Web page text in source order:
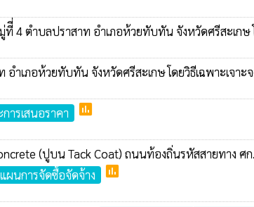
4 ตำบลปราสาท อำเภอห้วยทับทัน จังหวัดศรีสะเกษ โ
ำเภอห้วยทับทัน จังหวัดศรีสะเกษ โดยวิธีเฉพาะเจาะจ
ารเสนอราคา poll
(ปูบน Tack Coat) ถนนท้องถิ่นรหัสสายทาง
แผนการจัดซื้อจัดจ้าง poll